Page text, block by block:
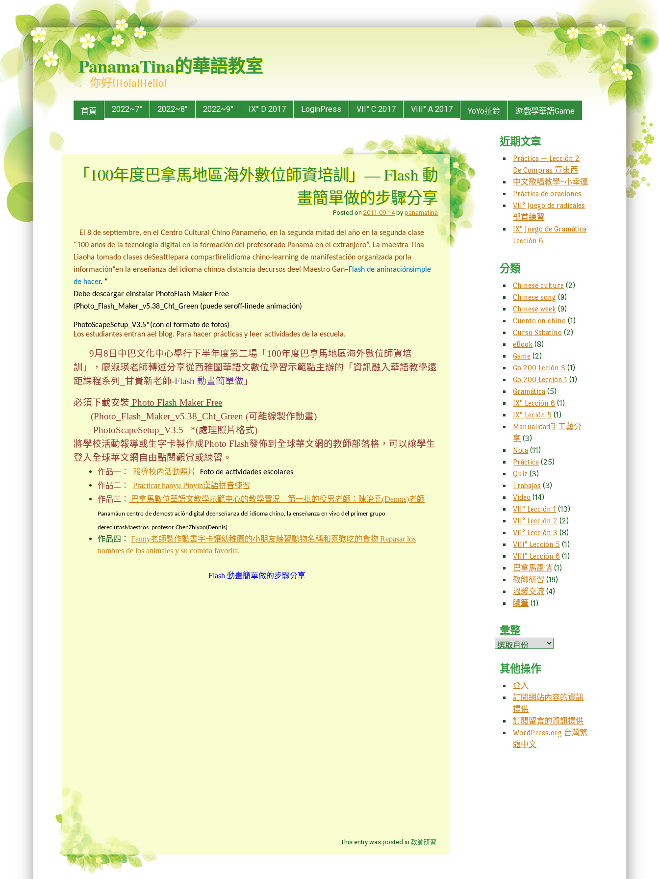
PanamaTina的華語教室
你好!Hola!Hello!
Menu
Skip to content
首頁 2022~7° 2022~8° 2022~9° IX° D 2017 LoginPress VII° C 2017 VIII° A 2017 YoYo扯鈴 遊戲學華語Game
「100年度巴拿馬地區海外數位師資培訓」— Flash 動
畫簡單做的步驟分享
Posted on2011-09-14bypanamatina
El 8 de septiembre,en el Centro Cultural Chino Panameño, en la segunda mitad del año en la segunda clase
“100 años de la tecnología digitalen la formación del profesorado Panamá en el extranjero”, La maestra Tina
Liaohatomado clases deSeattlepara compartirel idioma chino-learningde manifestación organizada por la
información“en la enseñanzadel idioma chinoa distancia decursos deel MaestroGan–Flashde animaciónsimple
de hacer. “
Debe descargar einstalar PhotoFlash Maker Free
(Photo_Flash_Maker_v5.38_Cht_Green (puede seroff-linede animación)
PhotoScapeSetup_V3.5*(con el formato defotos)
Los estudiantesentran ael blog. Para hacer prácticas y leer actividades de la escuela.
9月8日中巴文化中心舉行下半年度第二場「100年度巴拿馬地區海外數位師資培
訓」，廖淑瑛老師轉述分享從西雅圖華語文數位學習示範點主辦的「資訊融入華語教學遠
距課程系列_甘貴新老師-Flash 動畫簡單做 」
必須下載安裝 Photo Flash Maker Free
(Photo_Flash_Maker_v5.38_Cht_Green (可離線製作動畫)
PhotoScapeSetup_V3.5 *(處理照片格式)
將學校活動報導或生字卡製作成Photo Flash發佈到全球華文網的教師部落格，可以讓學生
登入全球華文網自由點閱觀賞或練習。
作品一： 報導校內活動照片 Foto deactividades escolares
作品二：Practicar hanyu Pinyin漢語拼音練習
作品三：
巴拿馬數位華語文教學示範中心的教學實況 – 第一批的役男老師：陳治堯(Dennis)老師
Panamáun centro de demostracióndigital deenseñanza del idioma chino, la enseñanzaen vivodel primer grupo
dereclutasMaestros:profesor ChenZhiyao( Dennis)
作品四： Fanny老師製作動畫字卡讓幼稚園的小朋友練習動物名稱和喜歡吃的食物 Repasar los
nombres de los animales y su comida favorita.
Flash 動畫簡單做的步驟分享
This entry was posted in教師研習
近期文章
Práctica — Lección 2
De Compras 買東西
中文歌唱教學~小幸運
Práctica de oraciones
VII° Juego de radicales
部首練習
IX° Juego de Gramática
Lección 6
分類
Chinese culture (2)
Chinese song (9)
Chinese week (9)
Cuento en chino (1)
Curso Sabatino (2)
eBook (8)
Game (2)
Go 200 Lcción 3 (1)
Go 200 Lección 1 (1)
Gramática (5)
IX° Lección 6 (1)
IX° Leción 5 (1)
Manualidad手工藝分
享 (3)
Nota (11)
Práctica (25)
Quiz (3)
Trabajos (3)
Video (14)
VII° Lección 1 (13)
VII° Lección 2 (2)
VII° Lección 3 (8)
VIII° Lección 5 (1)
VIII° Lección 6 (1)
巴拿馬風情 (1)
教師研習 (19)
溫馨交流 (4)
隨筆 (1)
彙整
彙
其他操作
登入
訂閱網站內容的資訊
提供
訂閱留言的資訊提供
WordPress.org 台灣繁
體中文